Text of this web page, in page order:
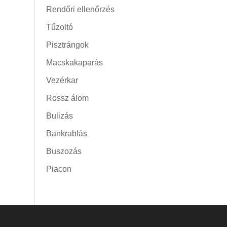
Rendőri ellenőrzés
Tűzoltó
Pisztrángok
Macskakaparás
Vezérkar
Rossz álom
Bulizás
Bankrablás
Buszozás
Piacon